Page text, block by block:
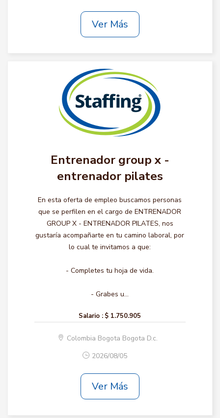
Ver Más
Entrenador group x -
entrenador pilates
En esta oferta de empleo buscamos personas
que se perfilen en el cargo de ENTRENADOR
GROUP X - ENTRENADOR PILATES, nos
gustaría acompañarte en tu camino laboral, por
lo cual te invitamos a que:
- Completes tu hoja de vida.
- Grabes u...
Salario : $ 1.750.905
Colombia Bogota Bogota D.c.
2026/08/05
Ver Más